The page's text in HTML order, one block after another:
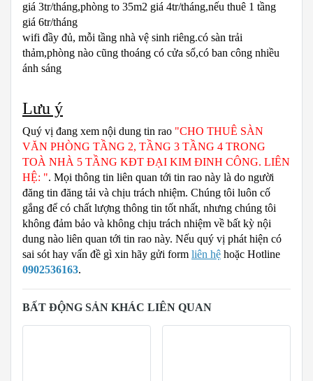
giá 3tr/tháng,phòng to 35m2 giá 4tr/tháng,nếu thuê 1 tầng
giá 6tr/tháng
wifi đầy đủ, mỗi tầng nhà vệ sinh riêng.có sàn trải
thảm,phòng nào cũng thoáng có cửa sổ,có ban công nhiều
ánh sáng
Lưu ý
Quý vị đang xem nội dung tin rao "CHO THUÊ SÀN
VĂN PHÒNG TẦNG 2, TẦNG 3 TẦNG 4 TRONG
TOÀ NHÀ 5 TẦNG KĐT ĐẠI KIM ĐINH CÔNG. LIÊN
HỆ: ". Mọi thông tin liên quan tới tin rao này là do người
đăng tin đăng tải và chịu trách nhiệm. Chúng tôi luôn cố
gắng để có chất lượng thông tin tốt nhất, nhưng chúng tôi
không đảm bảo và không chịu trách nhiệm về bất kỳ nội
dung nào liên quan tới tin rao này. Nếu quý vị phát hiện có
sai sót hay vấn đề gì xin hãy gửi form liên hệ hoặc Hotline
0902536163.
BẤT ĐỘNG SẢN KHÁC LIÊN QUAN